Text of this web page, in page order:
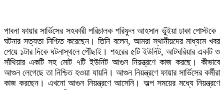
পাবনা ফায়ার সার্ভিসের সহকারী পরিচালক শরিফুল আহসান ভূঁইয়া ঢাকা পোস্টকে
ঘটনার সত্যতা নিশ্চিত করেছেন। তিনি বলেন, আমরা স্থানীয়দের মাধ্যমে খবর
পেয়ে ১টার দিকে ঘটনাস্থলে পৌঁছাই। শহরের ৫টি ইউনিট, আটঘরিয়ার একটি ও
সাঁথিয়ার একটি সহ মোট ৭টি ইউনিট আগুন নিয়ন্ত্রণে কাজ করছে। কীভাবে
আগুন লেগেছে তা নিশ্চিত হওয়া যায়নি। আগুন নিয়ন্ত্রণে ফায়ার সার্ভিসের কর্মীরা
কাজ করছেন। এখনো আগুন নিয়ন্ত্রণে আসেনি। অল্প সময়ের মধ্যে নিয়ন্ত্রণে